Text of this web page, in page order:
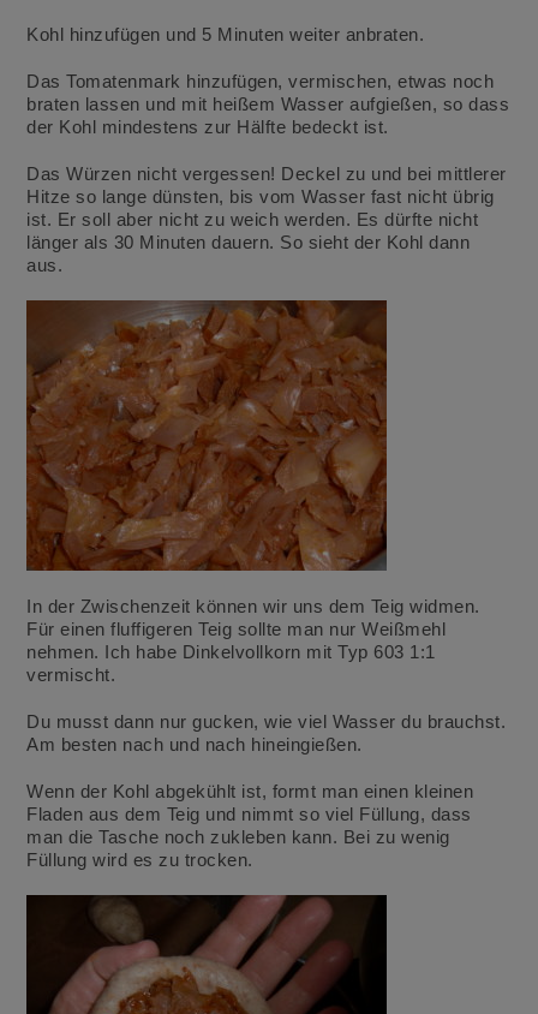
Kohl hinzufügen und 5 Minuten weiter anbraten.
Das Tomatenmark hinzufügen, vermischen, etwas noch
braten lassen und mit heißem Wasser aufgießen, so dass
der Kohl mindestens zur Hälfte bedeckt ist.
Das Würzen nicht vergessen! Deckel zu und bei mittlerer
Hitze so lange dünsten, bis vom Wasser fast nicht übrig
ist. Er soll aber nicht zu weich werden. Es dürfte nicht
länger als 30 Minuten dauern. So sieht der Kohl dann
aus.
In der Zwischenzeit können wir uns dem Teig widmen.
Für einen fluffigeren Teig sollte man nur Weißmehl
nehmen. Ich habe Dinkelvollkorn mit Typ 603 1:1
vermischt.
Du musst dann nur gucken, wie viel Wasser du brauchst.
Am besten nach und nach hineingießen.
Wenn der Kohl abgekühlt ist, formt man einen kleinen
Fladen aus dem Teig und nimmt so viel Füllung, dass
man die Tasche noch zukleben kann. Bei zu wenig
Füllung wird es zu trocken.